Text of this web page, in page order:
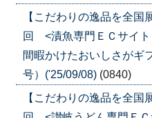
【こだわりの逸品を全国
回 <漬魚専門ＥＣサイ
間暇かけたおいしさがギ
号）('25/09/08) (0840)
【こだわりの逸品を全国